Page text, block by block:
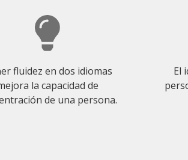
fluidez en dos idiomas
la capacidad de
de una persona.
El